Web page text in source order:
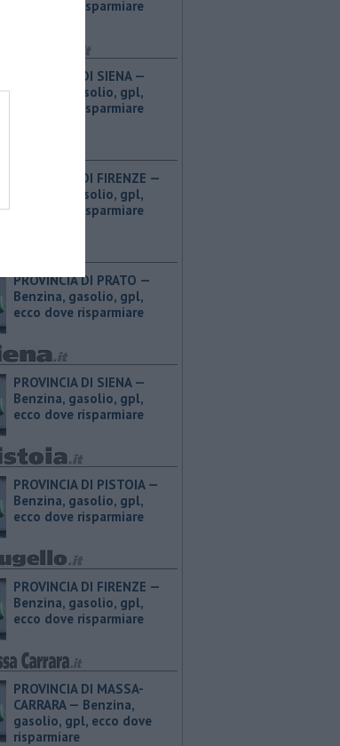
ecco dove risparmiare
PROVINCIA DI SIENA — ​
Benzina, gasolio, gpl,
ecco dove risparmiare
PROVINCIA DI FIRENZE — ​
Benzina, gasolio, gpl,
ecco dove risparmiare
PROVINCIA DI PRATO — ​
Benzina, gasolio, gpl,
ecco dove risparmiare
PROVINCIA DI SIENA — ​
Benzina, gasolio, gpl,
ecco dove risparmiare
PROVINCIA DI PISTOIA — ​
Benzina, gasolio, gpl,
ecco dove risparmiare
PROVINCIA DI FIRENZE — ​
Benzina, gasolio, gpl,
ecco dove risparmiare
PROVINCIA DI MASSA-
CARRARA — ​Benzina,
gasolio, gpl, ecco dove
risparmiare